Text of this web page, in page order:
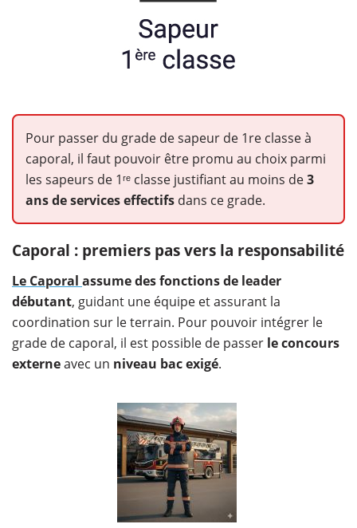
Pour passer du grade de sapeur de 1re classe à
caporal, il faut pouvoir être promu au choix parmi
les sapeurs de 1ʳᵉ classe justifiant au moins de3
ans de services effectifs dans ce grade.
Caporal : premiers pas vers la responsabilité
Le Caporal assume des fonctions de leader
débutant, guidant une équipe et assurant la
coordination sur le terrain. Pour pouvoir intégrer le
grade de caporal, il est possible de passer le concours
externeavec un niveau bac exigé.